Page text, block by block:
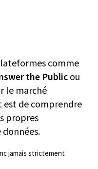
comme
the Public ou
le marché
est de comprendre
propres
jamais strictement